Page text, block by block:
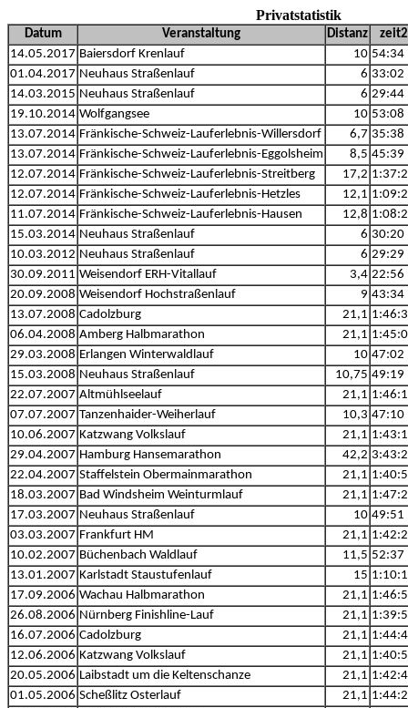
Privatstatistik
Datum Veranstaltung Distanz
zeit2
14.05.2017 Baiersdorf Krenlauf 10 54:34
01.04.2017 Neuhaus Straßenlauf 6 33:02
14.03.2015 Neuhaus Straßenlauf 6 29:44
19.10.2014 Wolfgangsee 10 53:08
13.07.2014 Fränkische-Schweiz-Lauferlebnis-Willersdorf 6,7 35:38
13.07.2014 Fränkische-Schweiz-Lauferlebnis-Eggolsheim 8,5 45:39
12.07.2014 Fränkische-Schweiz-Lauferlebnis-Streitberg 17,2
12.07.2014 Fränkische-Schweiz-Lauferlebnis-Hetzles 12,1
11.07.2014 Fränkische-Schweiz-Lauferlebnis-Hausen 12,8
15.03.2014 Neuhaus Straßenlauf 6 30:20
10.03.2012 Neuhaus Straßenlauf 6 29:29
30.09.2011 Weisendorf ERH-Vitallauf 3,4 22:56
20.09.2008 Weisendorf Hochstraßenlauf 9 43:34
13.07.2008 Cadolzburg 21,1
06.04.2008 Amberg Halbmarathon 21,1
29.03.2008 Erlangen Winterwaldlauf 10 47:02
15.03.2008 Neuhaus Straßenlauf 10,75 49:19
22.07.2007 Altmühlseelauf 21,1
07.07.2007 Tanzenhaider-Weiherlauf 10,3 47:10
10.06.2007 Katzwang Volkslauf 21,1
29.04.2007 Hamburg Hansemarathon 42,2
22.04.2007 Staffelstein Obermainmarathon 21,1
18.03.2007 Bad Windsheim Weinturmlauf 21,1
17.03.2007 Neuhaus Straßenlauf 10 49:51
03.03.2007 Frankfurt HM 21,1
10.02.2007 Büchenbach Waldlauf 11,5 52:37
13.01.2007 Karlstadt Staustufenlauf 15
17.09.2006 Wachau Halbmarathon 21,1
26.08.2006 Nürnberg Finishline-Lauf 21,1
16.07.2006 Cadolzburg 21,1
12.06.2006 Katzwang Volkslauf 21,1
20.05.2006 Laibstadt um die Keltenschanze 21,1
01.05.2006 Scheßlitz Osterlauf 21,1